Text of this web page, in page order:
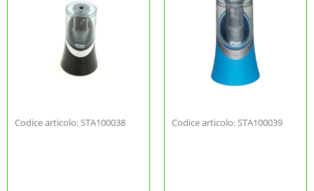
Codice articolo: STA100038 Codice articolo: STA100039